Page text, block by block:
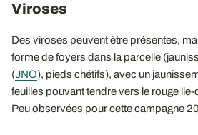
Viroses
Des viroses peuvent être présentes,
forme de foyers dans la parcelle
(JNO), pieds chétifs), avec un
feuilles pouvant tendre vers le rouge
Peu observées pour cette campagne